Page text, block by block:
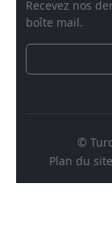
Recevez nos
boîte mail.
©
Plan du site